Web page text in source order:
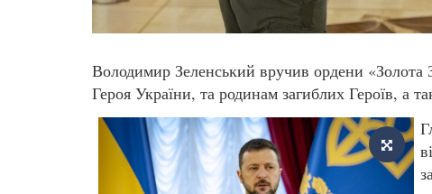
Володимир Зеленський вручив ордени «Золота
Героя України, та родинам загиблих Героїв, а